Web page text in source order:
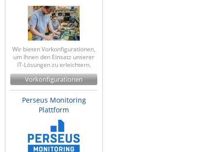
Wir bieten Vorkonfigurationen,
um Ihnen den Einsatz unserer
IT-Lösungen zu erleichtern.
Vorkonfigurationen
Perseus Monitoring
Plattform